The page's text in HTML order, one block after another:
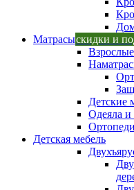
Матрасыскидки и
Детские
Одеяла
Детская мебель